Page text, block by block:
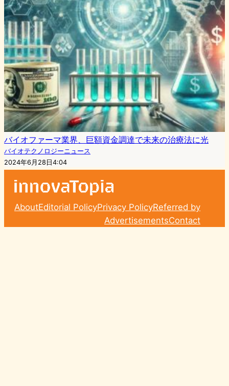
バイオファーマ業界、巨額資金調達で未来の治療法に光
バイオテクノロジーニュース
2024年6月28日4:04
AboutEditorial PolicyPrivacy PolicyReferred by
AdvertisementsContact